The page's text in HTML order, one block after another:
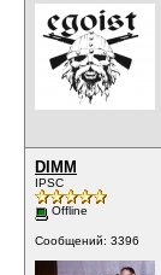
DIMM
IPSC
Offline
Сообщений: 3396